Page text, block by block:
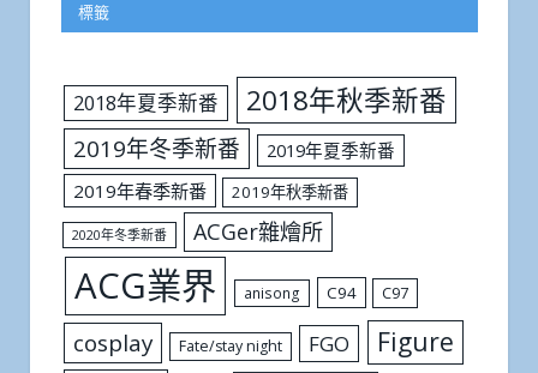
標籤
2018年夏季新番 2018年秋季新番
2019年冬季新番
2019年夏季新番
2019年春季新番
2019年秋季新番
2020年冬季新番 ACGer雜燴所
ACG業界 anisong C94 C97
cosplay Fate/stay night FGO Figure